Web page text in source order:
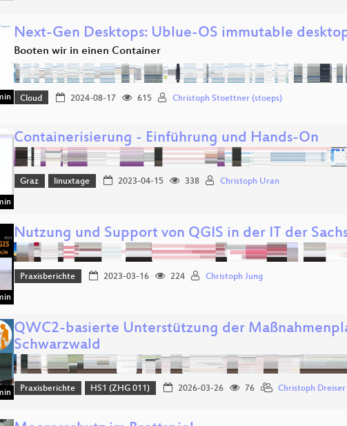
Next-Gen Desktops: Ublue-OS immutable
Booten wir in einen Container
Cloud 2024-08-17 615 Christoph Stoettner (stoeps)
Containerisierung - Einführung und Hands-On
Graz linuxtage 2023-04-15 338 Christoph Uran
Nutzung und Support von QGIS in der IT der
Praxisberichte 2023-03-16 224 Christoph Jung
QWC2-basierte Unterstützung der
Schwarzwald
Praxisberichte HS1 (ZHG 011) 2026-03-26 76 Christoph Dreiser